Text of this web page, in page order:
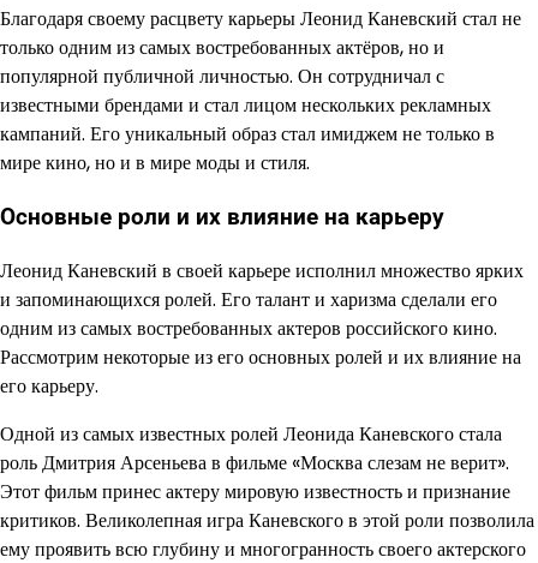
Благодаря своему расцвету карьеры Леонид Каневский стал не
только одним из самых востребованных актёров, но и
популярной публичной личностью. Он сотрудничал с
известными брендами и стал лицом нескольких рекламных
кампаний. Его уникальный образ стал имиджем не только в
мире кино, но и в мире моды и стиля.
Основные роли и их влияние на карьеру
Леонид Каневский в своей карьере исполнил множество ярких
и запоминающихся ролей. Его талант и харизма сделали его
одним из самых востребованных актеров российского кино.
Рассмотрим некоторые из его основных ролей и их влияние на
его карьеру.
Одной из самых известных ролей Леонида Каневского стала
роль Дмитрия Арсеньева в фильме «Москва слезам не верит».
Этот фильм принес актеру мировую известность и признание
критиков. Великолепная игра Каневского в этой роли позволила
ему проявить всю глубину и многогранность своего актерского